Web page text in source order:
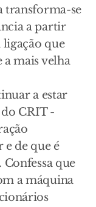
transforma-se
a partir
ligação que
a mais velha
a estar
do CRIT -
de que é
que
a máquina